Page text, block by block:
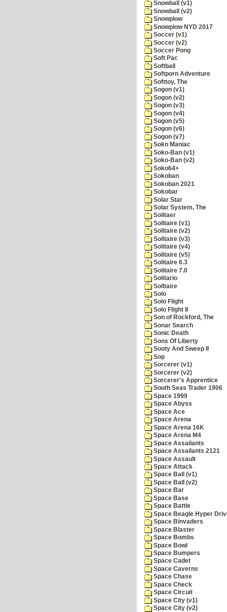
Snowball (v1)
Snowball (v2)
Snowplow
Snowplow NYD 2017
Soccer (v1)
Soccer (v2)
Soccer Pong
Soft Pac
Softball
Softporn Adventure
Softtoy, The
Sogon (v1)
Sogon (v2)
Sogon (v3)
Sogon (v4)
Sogon (v5)
Sogon (v6)
Sogon (v7)
Soko Maniac
Soko-Ban (v1)
Soko-Ban (v2)
Soko64+
Sokoban
Sokoban 2021
Sokobar
Solar Star
Solar System, The
Solitaer
Solitaire (v1)
Solitaire (v2)
Solitaire (v3)
Solitaire (v4)
Solitaire (v5)
Solitaire 6.3
Solitaire 7.0
Solitario
Solltaire
Solo
Solo Flight
Solo Flight II
Son of Rockford, The
Sonar Search
Sonic Death
Sons Of Liberty
Sooty And Sweep II
Sop
Sorcerer (v1)
Sorcerer (v2)
Sorcerer's Apprentice
South Seas Trader 1906
Space 1999
Space Abyss
Space Ace
Space Arena
Space Arena 16K
Space Arena M4
Space Assailants
Space Assailants 2121
Space Assault
Space Attack
Space Ball (v1)
Space Ball (v2)
Space Bar
Space Base
Space Battle
Space Beagle Hyper
Space Binvaders
Space Blaster
Space Bombs
Space Bowl
Space Bumpers
Space Cadet
Space Caverns
Space Chase
Space Check
Space Circuit
Space City (v1)
Space City (v2)